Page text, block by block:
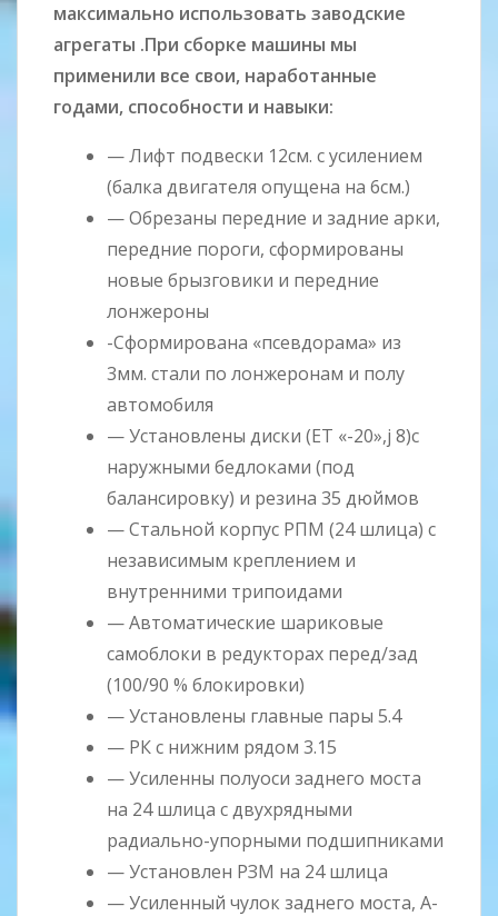
максимально использовать заводские
агрегаты .При сборке машины мы
применили все свои, наработанные
годами, способности и навыки:
— Лифт подвески 12см. с усилением
(балка двигателя опущена на 6см.)
— Обрезаны передние и задние арки,
передние пороги, сформированы
новые брызговики и передние
лонжероны
-Сформирована «псевдорама» из
3мм. стали по лонжеронам и полу
автомобиля
— Установлены диски (ЕТ «-20»,j 8)с
наружными бедлоками (под
балансировку) и резина 35 дюймов
— Стальной корпус РПМ (24 шлица) с
независимым креплением и
внутренними трипоидами
— Автоматические шариковые
самоблоки в редукторах перед/зад
(100/90 % блокировки)
— Установлены главные пары 5.4
— РК с нижним рядом 3.15
— Усиленны полуоси заднего моста
на 24 шлица с двухрядными
радиально-упорными подшипниками
— Установлен РЗМ на 24 шлица
— Усиленный чулок заднего моста, А-